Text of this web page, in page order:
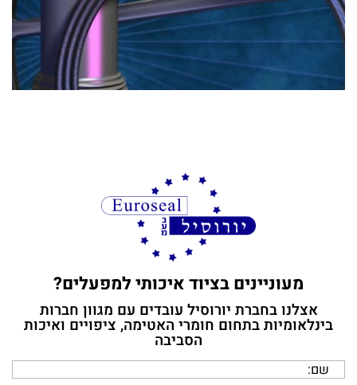
תחזרו אלי בהקדם
מעוניינים בציוד איכותי למפעלים?
אצלנו בחברת יורוסיל עובדים עם מגוון חברות
בינלאומיות בתחום חומרי האטימה, ציפויים ואיכות
הסביבה